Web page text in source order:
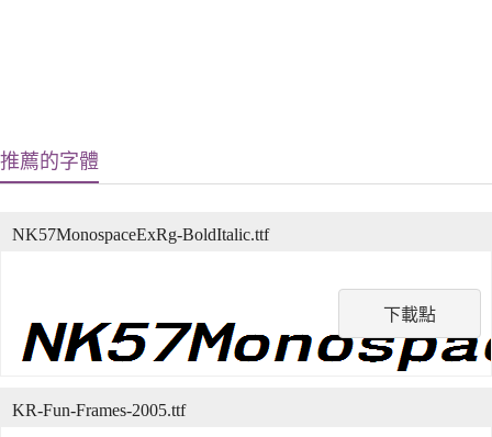
推薦的字體
下載點
NK57MonospaceExRg-BoldItalic.ttf
KR-Fun-Frames-2005.ttf